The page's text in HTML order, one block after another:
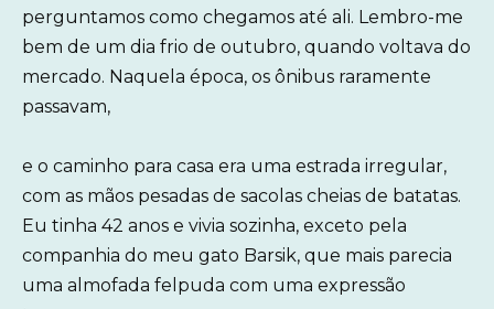
perguntamos como chegamos até ali. Lembro-me
bem de um dia frio de outubro, quando voltava do
mercado. Naquela época, os ônibus raramente
passavam,
e o caminho para casa era uma estrada irregular,
com as mãos pesadas de sacolas cheias de batatas.
Eu tinha 42 anos e vivia sozinha, exceto pela
companhia do meu gato Barsik, que mais parecia
uma almofada felpuda com uma expressão